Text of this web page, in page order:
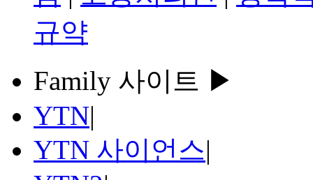
규약
Family 사이트 ▶
YTN|
YTN 사이언스|